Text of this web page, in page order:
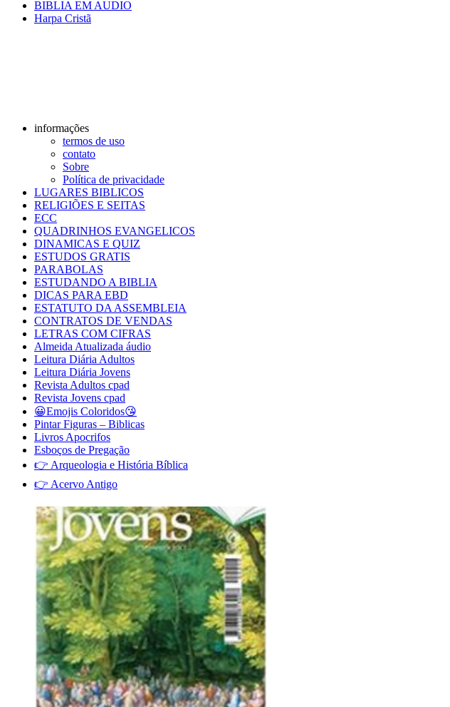
BIBLIA EM AUDIO
Harpa Cristã
informações
termos de uso
contato
Sobre
Política de privacidade
LUGARES BIBLICOS
RELIGIÕES E SEITAS
ECC
QUADRINHOS EVANGELICOS
DINAMICAS E QUIZ
ESTUDOS GRATIS
PARABOLAS
ESTUDANDO A BIBLIA
DICAS PARA EBD
ESTATUTO DA ASSEMBLEIA
CONTRATOS DE VENDAS
LETRAS COM CIFRAS
Almeida Atualizada áudio
Leitura Diária Adultos
Leitura Diária Jovens
Revista Adultos cpad
Revista Jovens cpad
😀Emojis Coloridos😘
Pintar Figuras – Biblicas
Livros Apocrifos
Esboços de Pregação
👉 Arqueologia e História Bíblica
👉 Acervo Antigo